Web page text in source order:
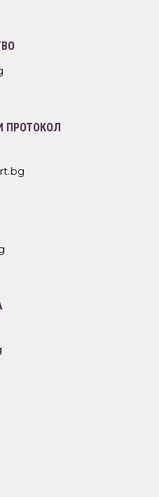
ПРОТОКОЛ